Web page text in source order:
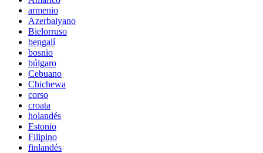
armenio
Azerbaiyano
Bielorruso
bengalí
bosnio
búlgaro
Cebuano
Chichewa
corso
croata
holandés
Estonio
Filipino
finlandés